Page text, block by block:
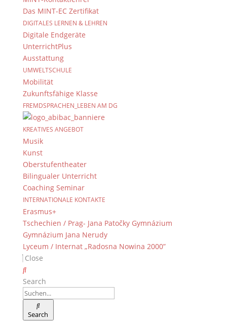
Das MINT-EC Zertifikat
DIGITALES LERNEN & LEHREN
Digitale Endgeräte
UnterrichtPlus
Ausstattung
UMWELTSCHULE
Mobilität
Zukunftsfähige Klasse
FREMDSPRACHEN_LEBEN AM DG
KREATIVES ANGEBOT
Musik
Kunst
Oberstufentheater
Bilingualer Unterricht
Coaching Seminar
INTERNATIONALE KONTAKTE
Erasmus+
Tschechien / Prag- Jana Patočky Gymnázium
Gymnázium Jana Nerudy
Lyceum / Internat „Radosna Nowina 2000”
Close
Search
Search